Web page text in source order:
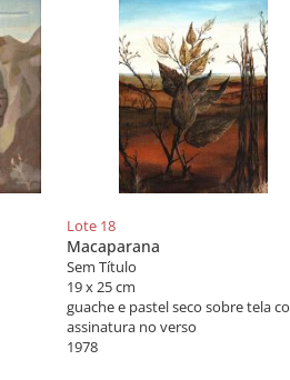
Lote 18
Macaparana
Sem Título
19 x 25 cm
assinatura no verso
1978